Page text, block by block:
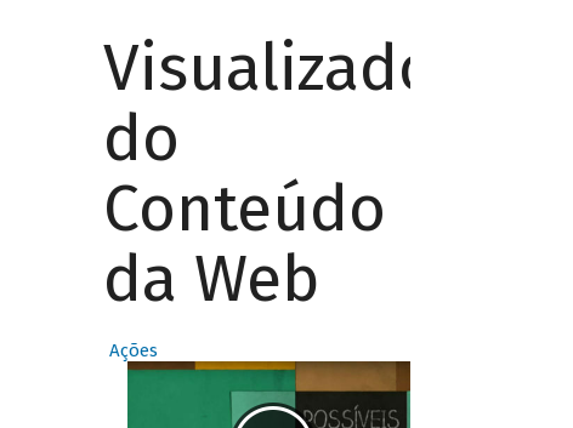
Visualizador
do
Conteúdo
da Web
Ações